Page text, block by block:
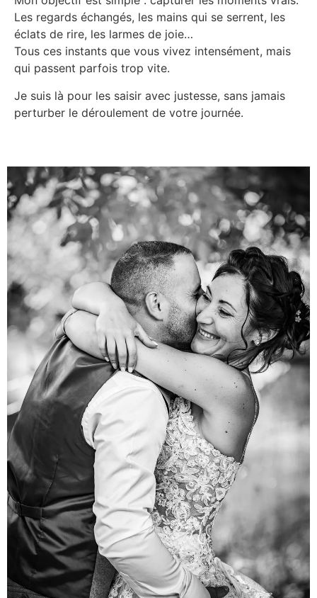
Les regards échangés, les mains qui se serrent, les
éclats de rire, les larmes de joie…
Tous ces instants que vous vivez intensément, mais
qui passent parfois trop vite.
Je suis là pour les saisir avec justesse, sans jamais
perturber le déroulement de votre journée.